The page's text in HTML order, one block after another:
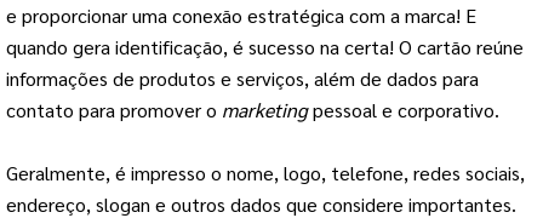
e proporcionar uma conexão estratégica com a marca! E
quando gera identificação, é sucesso na certa! O cartão reúne
informações de produtos e serviços, além de dados para
contato para promover o marketingpessoal e corporativo.
Geralmente, é impresso o nome, logo, telefone, redes sociais,
endereço, slogan e outros dados que considere importantes.